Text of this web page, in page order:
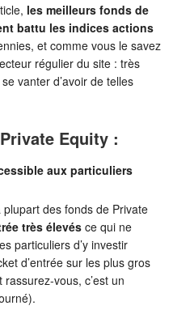
les meilleurs fonds de
battu les indices actions
et comme vous le savez
régulier du site : très
vanter d’avoir de telles
Equity :
aux particuliers
des fonds de Private
très élevésce qui ne
particuliers d’y investir
d’entrée sur les plus gros
vous, c’est un